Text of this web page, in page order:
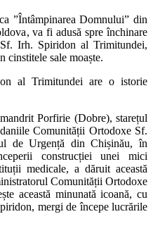
”Întâmpinarea Domnului” din
va fi adusă spre închinare
Irh. Spiridon al Trimitundei,
cinstitele sale moaște.
al Trimitundei are o istorie
Porfirie (Dobre), starețul
Comunității Ortodoxe Sf.
de Urgență din Chișinău, în
construcției unei mici
medicale, a dăruit această
Comunității Ortodoxe
această minunată icoană, cu
mergi de începe lucrările